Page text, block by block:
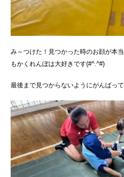
み～つけた！見つかった時のお顔が本
もかくれんぼは大好きです(#^.^#)
最後まで見つからないようにがんばっ